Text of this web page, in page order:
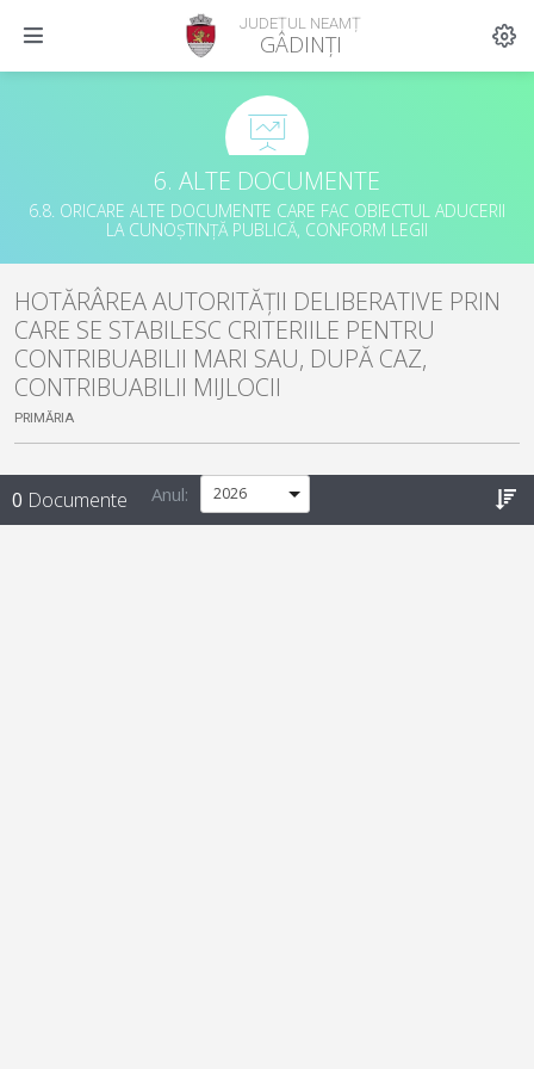
JUDEȚUL NEAMȚ
GÂDINȚI
6. ALTE DOCUMENTE
6.8. ORICARE ALTE DOCUMENTE CARE FAC OBIECTUL ADUCERII
LA CUNOȘTINȚĂ PUBLICĂ, CONFORM LEGII
HOTĂRÂREA AUTORITĂȚII DELIBERATIVE PRIN
CARE SE STABILESC CRITERIILE PENTRU
CONTRIBUABILII MARI SAU, DUPĂ CAZ,
CONTRIBUABILII MIJLOCII
PRIMĂRIA
0 Documente Anul: